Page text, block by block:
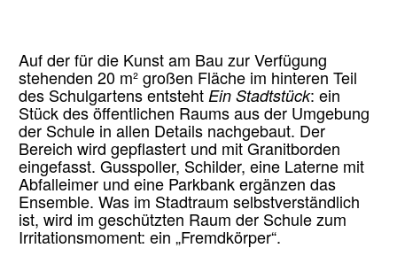
Auf der für die Kunst am Bau zur Verfügung
stehenden 20 m² großen Fläche im hinteren Teil
des Schulgartens entsteht Ein Stadtstück: ein
Stück des öffentlichen Raums aus der Umgebung
der Schule in allen Details nachgebaut. Der
Bereich wird gepflastert und mit Granitborden
eingefasst. Gusspoller, Schilder, eine Laterne mit
Abfalleimer und eine Parkbank ergänzen das
Ensemble. Was im Stadtraum selbstverständlich
ist, wird im geschützten Raum der Schule zum
Irritationsmoment: ein „Fremdkörper“.